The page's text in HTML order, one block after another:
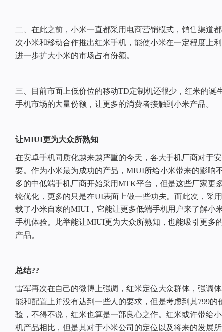
二、在此之前，小米一直都采用电商营销模式，销售渠道
次小米和移动合作推出红米手机，能使小米在一定程度上
进一步扩大小米的市场占有份额。
三、目前市面上低价位的移动TD定制机还很少，红米的诞
手机市场的大量份额，让更多的消费者接触到小米产品。
让MIUI更为大众所熟知
在安卓手机同质化越来越严重的今天，各大手机厂商对于
要。作为小米最为成功的产品，MIUI所给小米带来的影响
多的中低端手机厂商开始采用MTK平台，但是这些厂家更
统优化，更多的只是在UI表面上做一些功夫。而此次，采
载了小米自家的MIUI，它能让更多低端手机用户来了解小
手机体验。此举能让MIUI更为大众所熟知，也能吸引更多
产品。
总结??
雷军再次在自己的微博上强调，红米定位大众群体，强调
能和配置上并没有达到一些人的要求，但是考虑到其799的
验，不得不说，红米也算是一部良心之作。红米或许带给
机产品相比，但是其对于小米公司的定位以及将来的发展